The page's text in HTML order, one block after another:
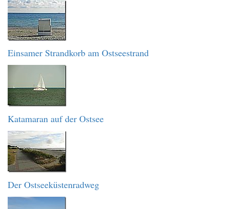
Einsamer Strandkorb am Ostseestrand
Katamaran auf der Ostsee
Der Ostseeküstenradweg